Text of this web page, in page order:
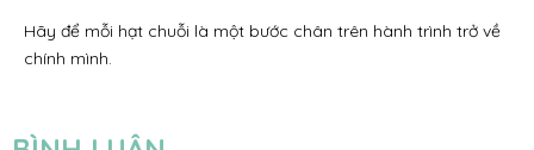
Hãy để mỗi hạt chuỗi là một bước chân trên hành trình trở về
chính mình.